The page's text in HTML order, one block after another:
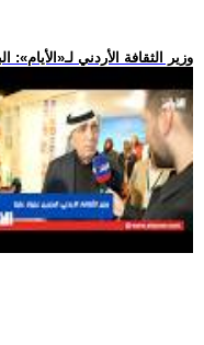
.. وزير الثقافة الأردني